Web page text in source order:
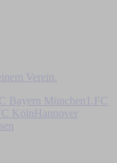
Verein.
Bayern München
1.FC
Köln
Hannover